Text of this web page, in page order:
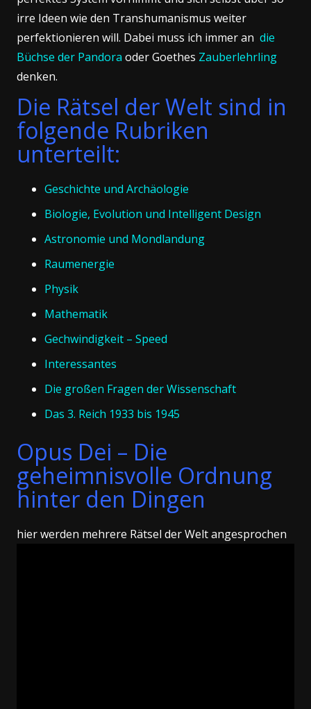
irre Ideen wie den Transhumanismus weiter
perfektionieren will. Dabei muss ich immer an die
Büchse der Pandora oder Goethes Zauberlehrling
denken.
Die Rätsel der Welt sind in
folgende Rubriken
unterteilt:
Geschichte und Archäologie
Biologie, Evolution und Intelligent Design
Astronomie und Mondlandung
Raumenergie
Physik
Mathematik
Gechwindigkeit – Speed
Interessantes
Die großen Fragen der Wissenschaft
Das 3. Reich 1933 bis 1945
Opus Dei – Die
geheimnisvolle Ordnung
hinter den Dingen
hier werden mehrere Rätsel der Welt angesprochen